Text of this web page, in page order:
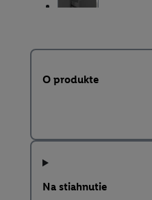
O produkte
Na stiahnutie